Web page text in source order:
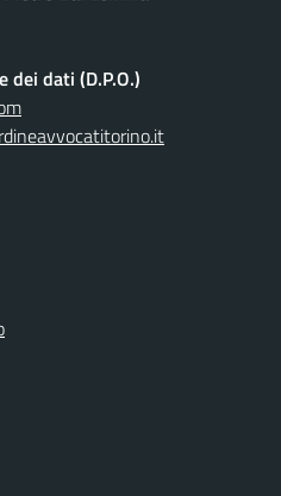
dei dati (D.P.O.)